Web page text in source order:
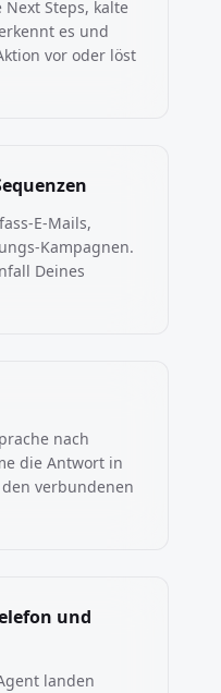
Steps, kalte
es und
vor oder löst
E-Mails,
Kampagnen.
Deines
nach
die Antwort in
verbundenen
und
landen